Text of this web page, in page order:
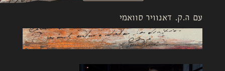
עם ה.ק. דאנוויר סוואמי